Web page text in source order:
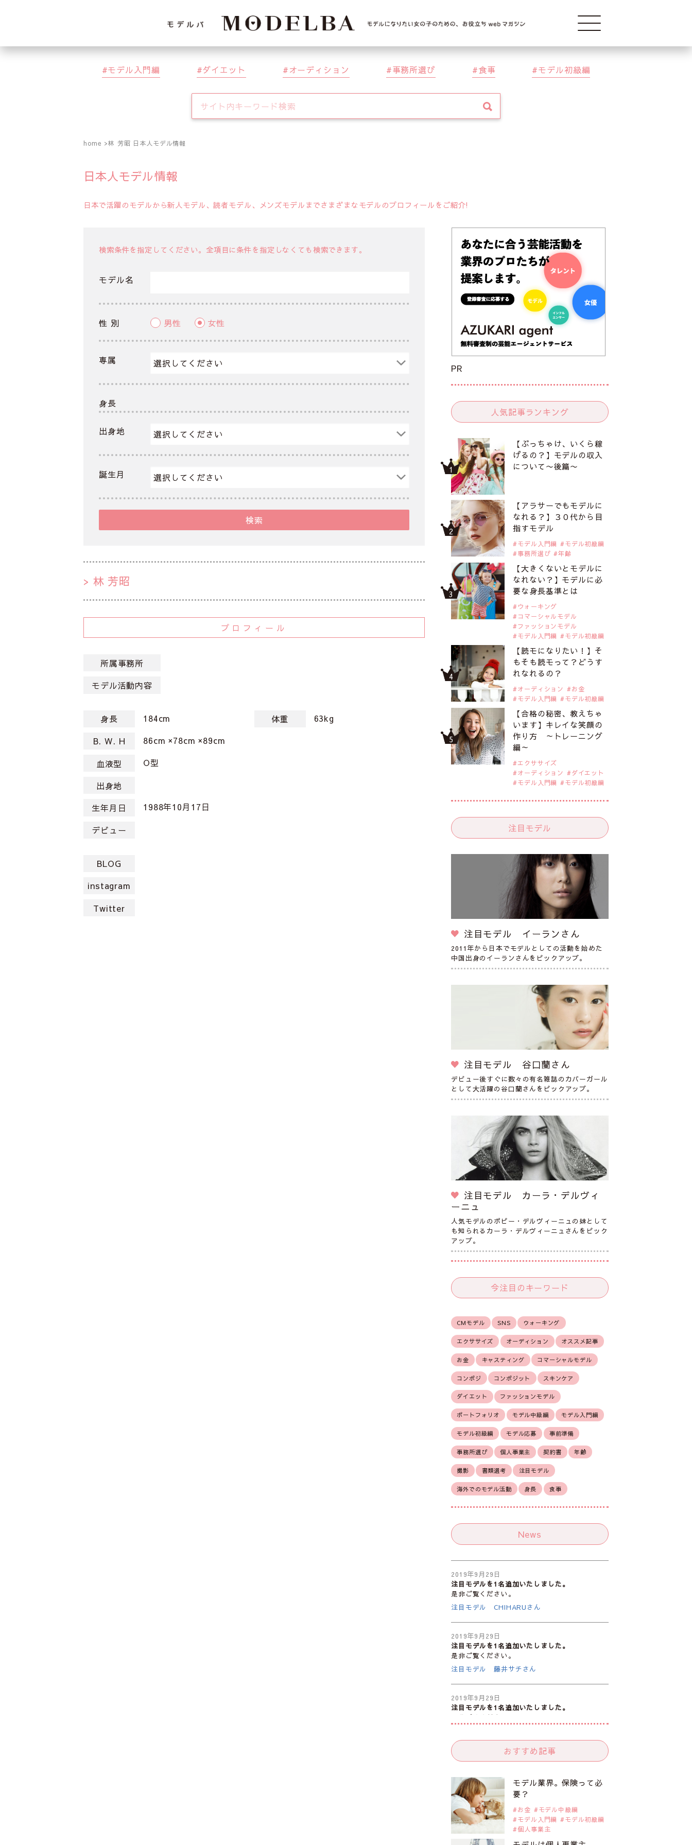
Modelba
モデル入門編 ダイエット オーディション 事務所選び 食事 モデル初級編
home 林 芳昭 日本人モデル情報
日本人モデル情報
日本で活躍のモデルから新人モデル、読者モデル、メンズモデルまでさまざまなモデルのプロフィールをご紹介!
検索条件を指定してください。全項目に条件を指定しなくても検索できます。
モデル名
性 別 男性 女性
専属
身長
出身地
誕生月
検索
林 芳昭
プロフィール
所属事務所
モデル活動内容
身長 184cm 体重 63kg
B. W. H 86cm ×78cm ×89cm
血液型 O型
出身地
生年月日
1988年10月17日
デビュー
BLOG
instagram
Twitter
PR
人気記事ランキング
【ぶっちゃけ、いくら稼
げるの？】モデルの収入
について〜後篇〜
【アラサーでもモデルに
なれる？】３０代から目
指すモデル
モデル入門編
モデル初級編
事務所選び
年齢
【大きくないとモデルに
なれない？】モデルに必
要な身長基準とは
ウォーキング
コマーシャルモデル
ファッションモデル
モデル入門編
モデル初級編
【読モになりたい！】そ
もそも読モって？どうす
れなれるの？
オーディション
お金
モデル入門編
モデル初級編
【合格の秘密、教えちゃ
います】キレイな笑顔の
作り方 ～トレーニング
編～
エクササイズ
オーディション
ダイエット
モデル入門編
モデル初級編
注目モデル
注目モデル イーランさん
2011年から日本でモデルとしての活動を始めた
中国出身のイーランさんをピックアップ。
注目モデル 谷口蘭さん
デビュー後すぐに数々の有名雑誌のカバーガール
として大活躍の谷口蘭さんをピックアップ。
注目モデル カーラ・デルヴィ
ーニュ
人気モデルのポピー・デルヴィーニュの妹として
も知られるカーラ・デルヴィーニュさんをピック
アップ。
今注目のキーワード
CMモデル SNS ウォーキング
エクササイズ オーディション オススメ記事
お金 キャスティング コマーシャルモデル
コンポジ コンポジット スキンケア
ダイエット ファッションモデル
ポートフォリオ モデル中級編 モデル入門編
モデル初級編 モデル応募 事前準備
事務所選び 個人事業主 契約書 年齢
撮影 書類選考 注目モデル
海外でのモデル活動 身長 食事
News
2019年9月29日
注目モデルを1名追加いたしました。
是非ご覧ください。
注目モデル CHIHARUさん
2019年9月29日
注目モデルを1名追加いたしました。
是非ご覧ください。
注目モデル 藤井サチさん
2019年9月29日
注目モデルを1名追加いたしました。
是非ご覧ください。
2019年9月29日
是非ご覧ください。
注目のアジア系モデル
2019年9月29日
注目モデルを1名追加いたしました。
是非ご覧ください。
おすすめ記事
モデル業界。保険って必
要？
お金
モデル中級編
モデル入門編
モデル初級編
個人事業主